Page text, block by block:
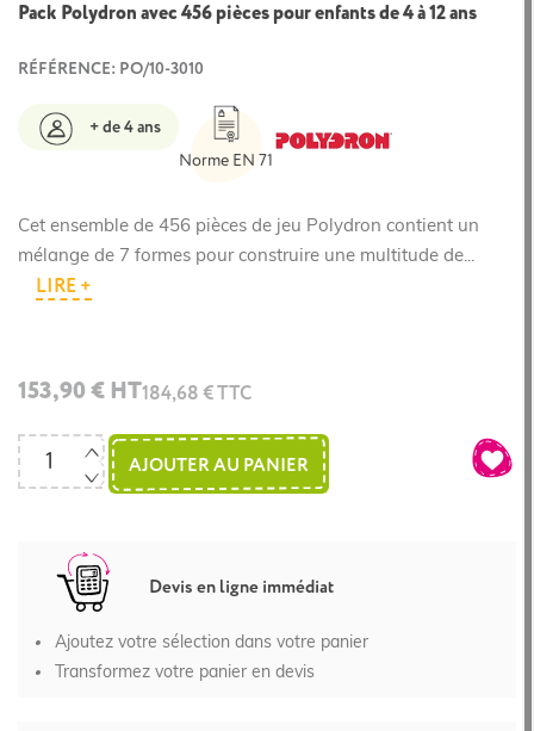
Pack Polydron avec 456 pièces pour enfants de 4 à 12 ans
RÉFÉRENCE: PO/10-3010
+ de 4 ans
Norme EN 71
Cet ensemble de 456 pièces de jeu Polydron contient un
mélange de 7 formes pour construire une multitude de...
LIRE +
153,90 € HT184,68 € TTC
AJOUTER AU PANIER
Devis en ligne immédiat
Ajoutez votre sélection dans votre panier
Transformez votre panier en devis